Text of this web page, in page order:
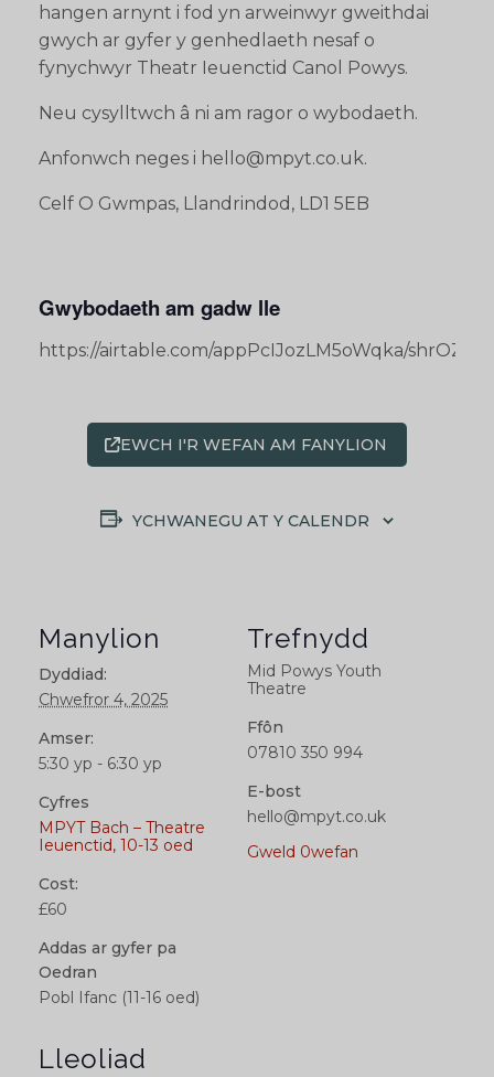
hangen arnynt i fod yn arweinwyr gweithdai
gwych ar gyfer y genhedlaeth nesaf o
fynychwyr Theatr Ieuenctid Canol Powys.
Neu cysylltwch â ni am ragor o wybodaeth.
Anfonwch neges i hello@mpyt.co.uk.
Celf O Gwmpas, Llandrindod, LD1 5EB
Gwybodaeth am gadw lle
https://airtable.com/appPcIJozLM5oWqka/
EWCH I'R WEFAN AM FANYLION
YCHWANEGU AT Y CALENDR
Manylion
Dyddiad:
Chwefror 4, 2025
Amser:
5:30 yp - 6:30 yp
Cyfres
MPYT Bach – Theatre
Ieuenctid, 10-13 oed
Cost:
£60
Addas ar gyfer pa
Oedran
Pobl Ifanc (11-16 oed)
Lleoliad
Trefnydd
Mid Powys Youth
Theatre
Ffôn
07810 350 994
E-bost
hello@mpyt.co.uk
Gweld 0wefan